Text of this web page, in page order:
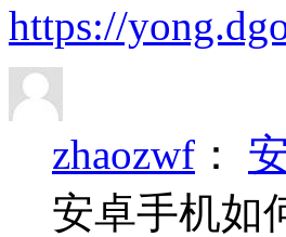
https://
zhaozwf ：
安卓手机如